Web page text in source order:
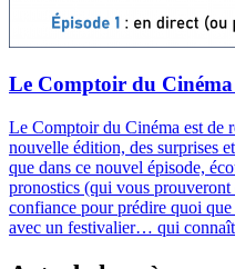
Le Comptoir du Cinéma
Le Comptoir du Cinéma est de
nouvelle édition, des surprises
que dans ce nouvel épisode,
pronostics (qui vous
confiance pour prédire quoi
avec un festivalier… qui connaît